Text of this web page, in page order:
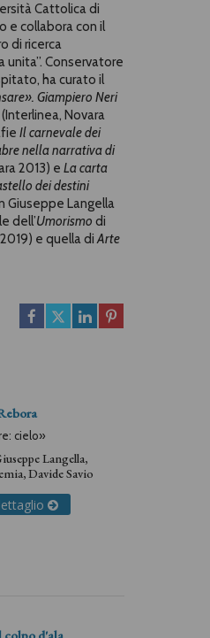
Cattolica di
e collabora con il
di ricerca
unita”. Conservatore
ha curato il
Giampiero Neri
(Interlinea, Novara
Il carnevale dei
nella narrativa di
2013) e La carta
dei destini
Giuseppe Langella
dell’Umorismo di
e quella diArte
cielo»
Langella,
,Davide Savio